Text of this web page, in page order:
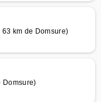
km de Domsure)
Domsure)